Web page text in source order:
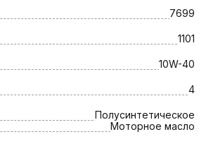
7699
1101
10W-40
4
Полусинтетическое
Моторное масло